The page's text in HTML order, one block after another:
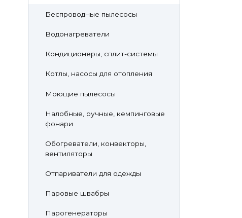
Беспроводные пылесосы
Водонагреватели
Кондиционеры, сплит-системы
Котлы, насосы для отопления
Моющие пылесосы
Налобные, ручные, кемпинговые
фонари
Обогреватели, конвекторы,
вентиляторы
Отпариватели для одежды
Паровые швабры
Парогенераторы